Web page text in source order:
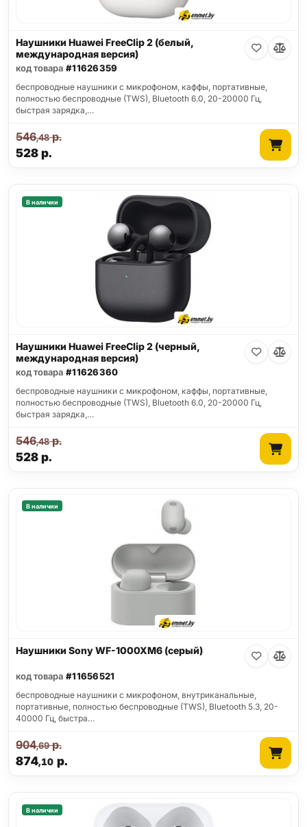
Наушники Huawei FreeClip 2 (белый,
международная версия)
код товара #11626359
беспроводные наушники с микрофоном, каффы, портативные,
полностью беспроводные (TWS), Bluetooth 6.0, 20-20000 Гц,
быстрая зарядка,…
528р.
546,48р.
В наличии
Наушники Huawei FreeClip 2 (черный,
международная версия)
код товара #11626360
беспроводные наушники с микрофоном, каффы, портативные,
полностью беспроводные (TWS), Bluetooth 6.0, 20-20000 Гц,
быстрая зарядка,…
528р.
546,48р.
В наличии
Наушники Sony WF-1000XM6 (серый)
код товара #11656521
беспроводные наушники с микрофоном, внутриканальные,
портативные, полностью беспроводные (TWS), Bluetooth 5.3, 20-
40000 Гц, быстра…
874,10р.
904,69р.
В наличии